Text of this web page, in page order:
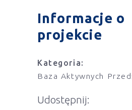
Informacje o
projekcie
Kategoria:
Baza Aktywnych
Udostępnij: